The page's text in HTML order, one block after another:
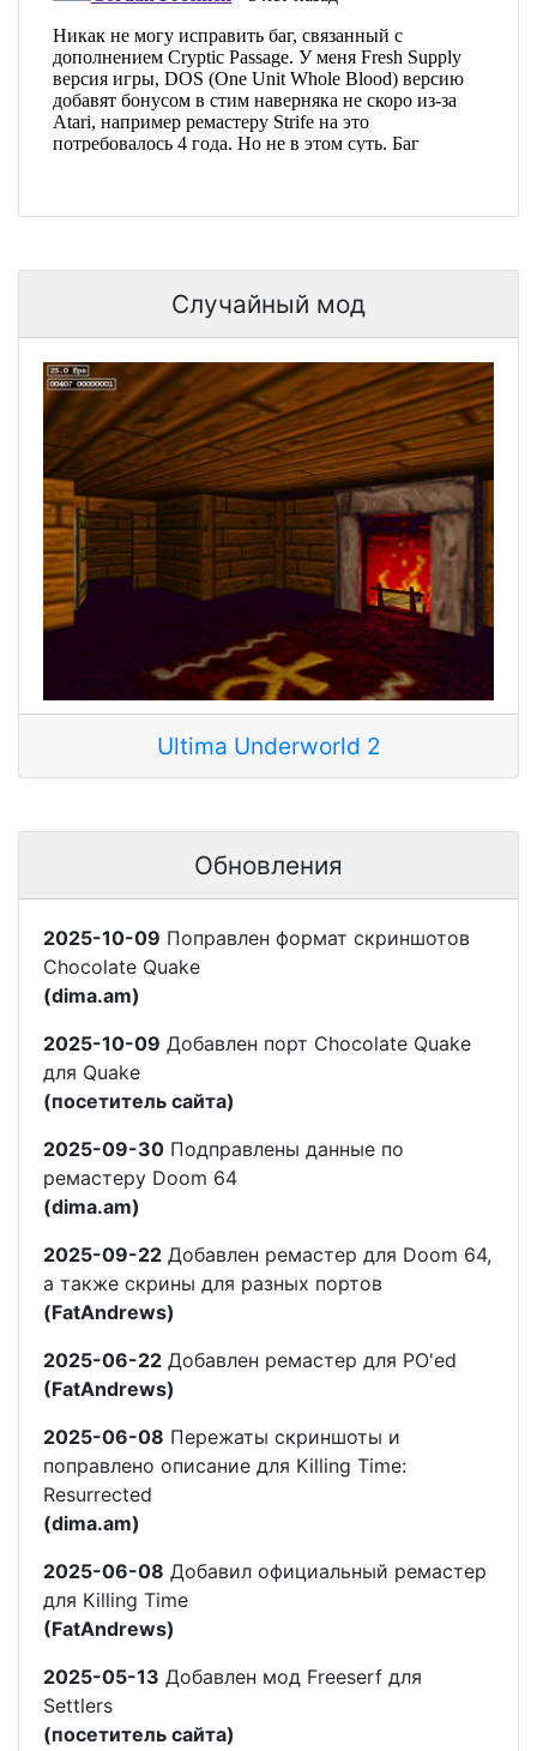
Случайный мод
Ultima Underworld 2
Обновления
2025-10-09 Поправлен формат скриншотов
Chocolate Quake
(dima.am)
2025-10-09 Добавлен порт Chocolate Quake
для Quake
(посетитель сайта)
2025-09-30 Подправлены данные по
ремастеру Doom 64
(dima.am)
2025-09-22 Добавлен ремастер для Doom 64,
а также скрины для разных портов
(FatAndrews)
2025-06-22 Добавлен ремастер для PO'ed
(FatAndrews)
2025-06-08 Пережаты скриншоты и
поправлено описание для Killing Time:
Resurrected
(dima.am)
2025-06-08 Добавил официальный ремастер
для Killing Time
(FatAndrews)
2025-05-13 Добавлен мод Freeserf для
Settlers
(посетитель сайта)